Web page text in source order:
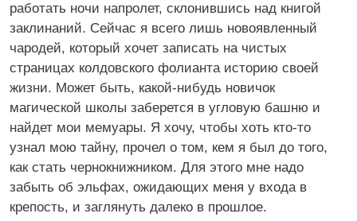
работать ночи напролет, склонившись над книгой
заклинаний. Сейчас я всего лишь новоявленный
чародей, который хочет записать на чистых
страницах колдовского фолианта историю своей
жизни. Может быть, какой-нибудь новичок
магической школы заберется в угловую башню и
найдет мои мемуары. Я хочу, чтобы хоть кто-то
узнал мою тайну, прочел о том, кем я был до того,
как стать чернокнижником. Для этого мне надо
забыть об эльфах, ожидающих меня у входа в
крепость, и заглянуть далеко в прошлое.